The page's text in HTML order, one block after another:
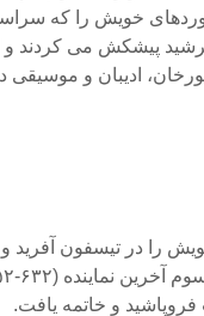
خویش را که سراسر
پیشکش می کردند و
ادیبان و موسیقی
را در تیسفون
و خاتمه یافت.